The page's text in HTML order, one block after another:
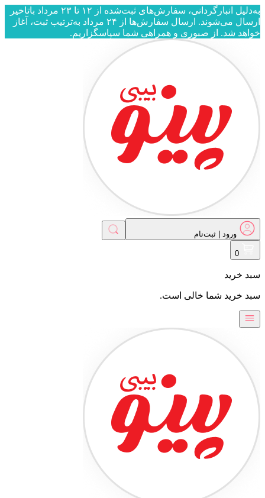
به‌دلیل انبارگردانی، سفارش‌های ثبت‌شده از ۱۲ تا ۲۳ مرداد باتاخیر
ارسال می‌شوند. ارسال سفارش‌ها از ۲۴ مرداد به‌ترتیب ثبت، آغاز
شد. از صبوری و همراهی شما سپاسگزاریم.
ورود | ثبت‌نام
خرید
خرید شما خالی است.